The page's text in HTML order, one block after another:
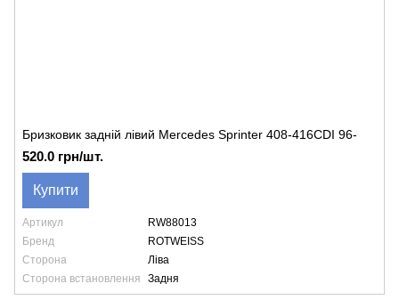
Бризковик задній лівий Mercedes Sprinter 408-416CDI 96-
520.0 грн/шт.
Купити
Артикул
RW88013
Бренд
ROTWEISS
Сторона
Ліва
Сторона встановлення
Задня